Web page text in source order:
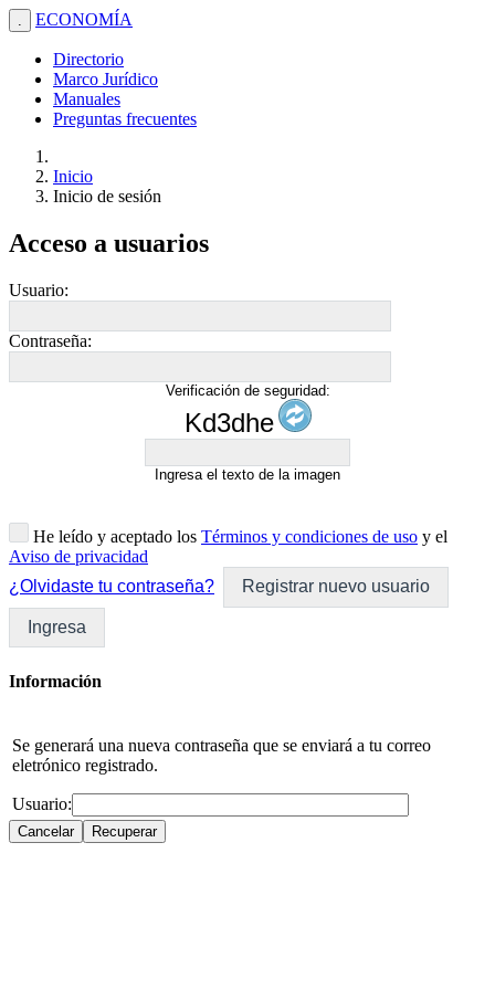
. ECONOMÍA
Directorio
Marco Jurídico
Manuales
Preguntas frecuentes
Inicio
Inicio de sesión
Acceso a usuarios
Usuario:
Contraseña:
Verificación de seguridad:
Kd3dhe
Ingresa el texto de la imagen
He leído y aceptado los Términos y condiciones de uso y el
Aviso de privacidad
¿Olvidaste tu contraseña?
Registrar nuevo usuario
Ingresa
Información
Se generará una nueva contraseña que se enviará a tu correo
eletrónico registrado.
Usuario: